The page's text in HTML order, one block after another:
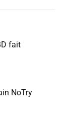
fait
NoTry